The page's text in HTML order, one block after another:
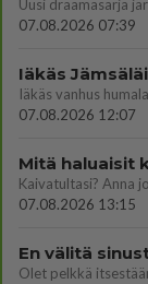
07.08.2026 07:39
07.08.2026 12:07
Mitä haluaisit
Kaivatultasi? Anna
07.08.2026 13:15
En välitä